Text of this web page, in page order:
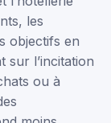
les
objectifs en
sur l’incitation
ou à